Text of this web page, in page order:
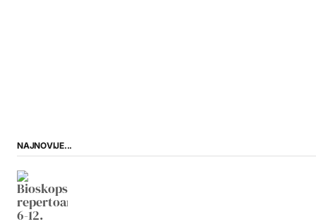
NAJNOVIJE...